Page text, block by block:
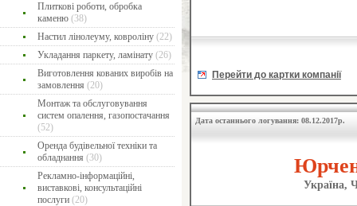
Плиткові роботи, обробка
каменю (38)
Настил лінолеуму, ковроліну (22)
Укладання паркету, ламінату (26)
Виготовлення кованих виробів на
замовлення (20)
Монтаж та обслуговування
систем опалення, газопостачання
(52)
Оренда будівельної техніки та
обладнання (30)
Рекламно-інформаційні,
виставкові, консультаційні
послуги (20)
Перейти до картки компанії
Дата останнього логування: 08.12.2017р.
Україна,